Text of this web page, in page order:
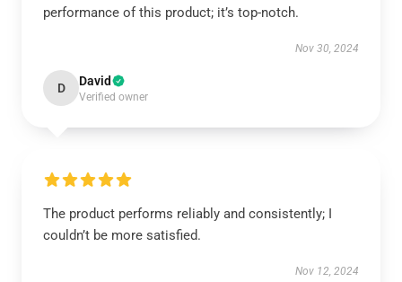
performance of this product; it’s top-notch.
Nov 30, 2024
D David
Verified owner
The product performs reliably and consistently; I
couldn’t be more satisfied.
Nov 12, 2024